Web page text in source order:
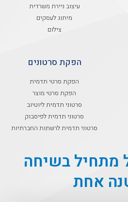
עיצוב ניירת משרדית
מיתוג לעסקים
צילום
הפקת סרטונים
הפקת סרטי תדמית
הפקת סרטי מוצר
סרטוני תדמית ליוטיוב
סרטוני תדמית לפיסבוק
סרטוני תדמית לרשתות החברתיות
מתחיל בשיחה
אחת